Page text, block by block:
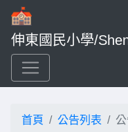
伸東國民小學/
首頁 公告列表